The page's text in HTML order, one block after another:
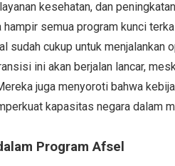
kesehatan, dan
hampir semua program kunci
sudah cukup untuk menjalankan
ini akan berjalan lancar,
juga menyoroti bahwa
kapasitas negara dalam
Program Afsel